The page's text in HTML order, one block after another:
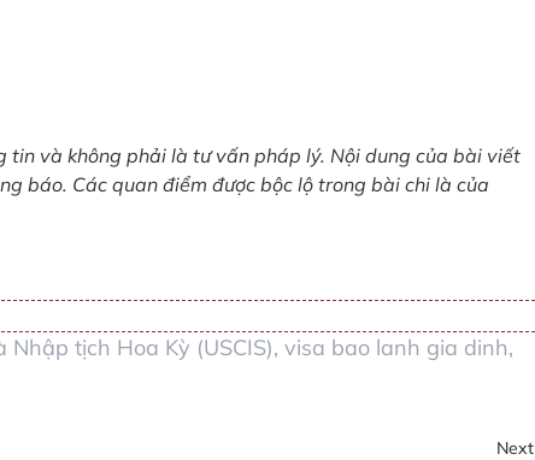
và không phải là tư vấn pháp lý. Nội dung của bài viết
báo. Các quan điểm được bộc lộ trong bài chi là của
Nhập tịch Hoa Kỳ (USCIS), visa bao lanh gia dinh,
Next